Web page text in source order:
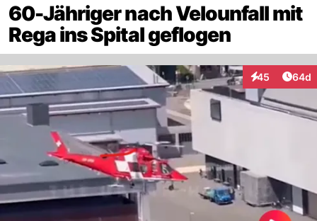
60-Jähriger nach Velounfall mit
Rega ins Spital geflogen
45
Interaktionen
64d